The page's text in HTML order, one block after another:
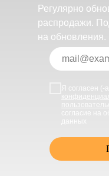
Регулярно
распродажи.
на обновления.
Я согласен (-
согласие на
данных